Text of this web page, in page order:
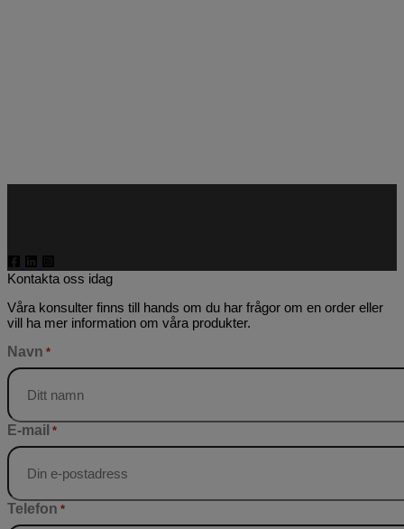
Kontakta oss idag
Våra konsulter finns till hands om du har frågor om en order eller
vill ha mer information om våra produkter.
Navn *
E-mail *
Telefon *